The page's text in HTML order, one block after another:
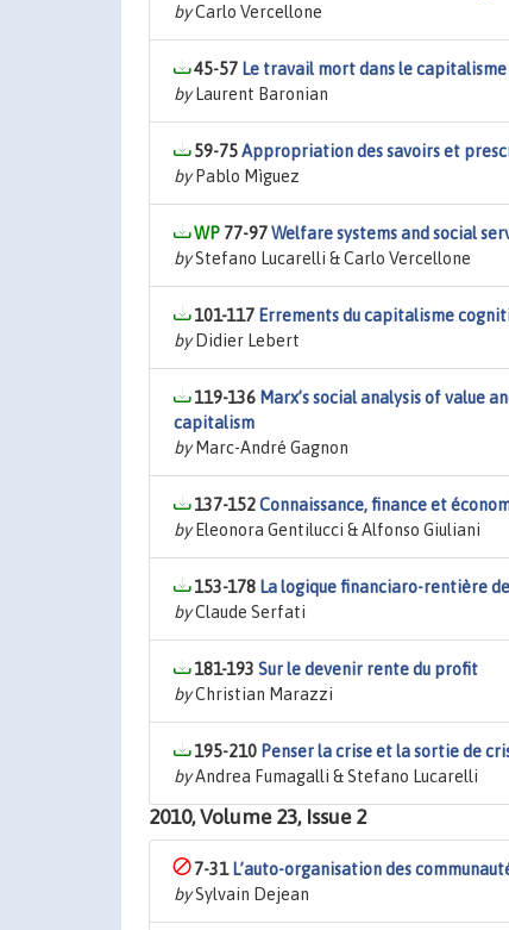
byCarlo Vercellone
45-57 Le travail mort dans le
byLaurent Baronian
59-75Appropriation des savoirs et
byPablo Mìguez
77-97Welfare systems and social
byStefano Lucarelli & Carlo Vercellone
101-117 Errements du capitalisme
byDidier Lebert
119-136 Marx’s social analysis of value
capitalism
byMarc-André Gagnon
137-152Connaissance, finance et
byEleonora Gentilucci & Alfonso Giuliani
153-178 La logique financiaro-rentière
byClaude Serfati
181-193 Sur le devenir rente du profit
byChristian Marazzi
195-210 Penser la crise et la sortie de
byAndrea Fumagalli & Stefano Lucarelli
2010, Volume 23, Issue 2
7-31 L’auto-organisation des
bySylvain Dejean